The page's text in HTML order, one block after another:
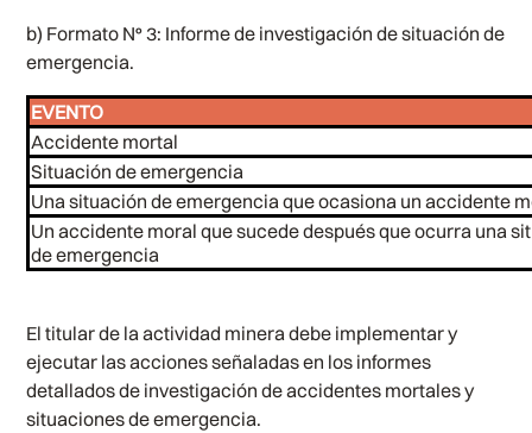
b) Formato N° 3: Informe de investigación de situación de
emergencia.
EVENTO
Accidente mortal
Situación de emergencia
Una situación de emergencia que ocasiona un accidente
Un accidente moral que sucede después que ocurra una
de emergencia
El titular de la actividad minera debe implementar y
ejecutar las acciones señaladas en los informes
detallados de investigación de accidentes mortales y
situaciones de emergencia.